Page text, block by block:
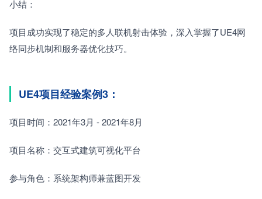
小结：
项目成功实现了稳定的多人联机射击体验，深入掌握了UE4网
络同步机制和服务器优化技巧。
UE4项目经验案例3：
项目时间：2021年3月 - 2021年8月
项目名称：交互式建筑可视化平台
参与角色：系统架构师兼蓝图开发